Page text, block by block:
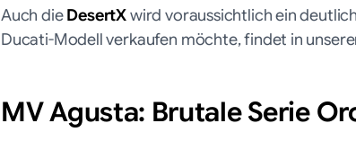
Auch dieDesertXwird voraussichtlich ein
Ducati-Modell verkaufen möchte, findet in
MV Agusta: Brutale Serie